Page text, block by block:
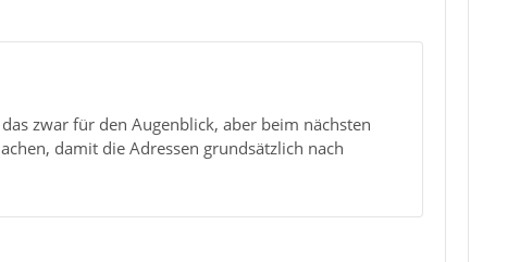
zwar für den Augenblick, aber beim nächsten
damit die Adressen grundsätzlich nach